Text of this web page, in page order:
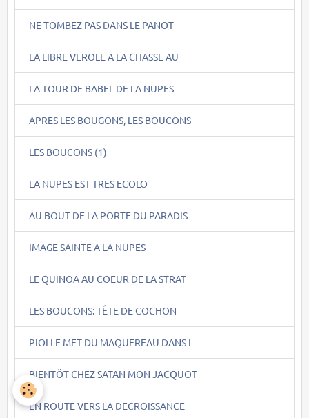
NE TOMBEZ PAS DANS LE PANOT
LA LIBRE VEROLE A LA CHASSE AU
LA TOUR DE BABEL DE LA NUPES
APRES LES BOUGONS, LES BOUCONS
LES BOUCONS (1)
LA NUPES EST TRES ECOLO
AU BOUT DE LA PORTE DU PARADIS
IMAGE SAINTE A LA NUPES
LE QUINOA AU COEUR DE LA STRAT
LES BOUCONS: TÊTE DE COCHON
PIOLLE MET DU MAQUEREAU DANS L
BIENTÖT CHEZ SATAN MON JACQUOT
EN ROUTE VERS LA DECROISSANCE